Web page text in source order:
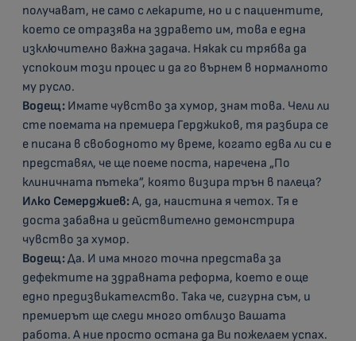
получават, не само с лекарите, но и с пациентите,
което се отразява на здравето им, това е една
изключително важна задача. Някак си трябва да
успокоим този процес и да го върнем в нормалното
му русло.
Водещ: Имате чувство за хумор, знам това. Чели ли
сте поемата на премиера Герджиков, тя разбира се
е писана в свободното му време, когато едва ли си е
представял, че ще поеме поста, наречена „По
клиничната пътека”, която визира трън в палеца?
Илко Семерджиев:А, да, наистина я четох. Тя е
доста забавна и действително демонстрира
чувство за хумор.
Водещ:Да. И има много точна представа за
дефектите на здравната реформа, което е още
едно предизвикателство. Така че, сигурна съм, и
премиерът ще следи много отблизо Вашата
работа. А ние просто остана да Ви пожелаем успах.